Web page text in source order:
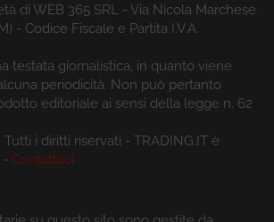
di WEB 365 SRL - Via Nicola Marchese
- Codice Fiscale e Partita I.V.A.
testata giornalistica, in quanto viene
periodicità. Non può pertanto
editoriale ai sensi della legge n. 62
i diritti riservati - TRADING.IT è
- Contattaci